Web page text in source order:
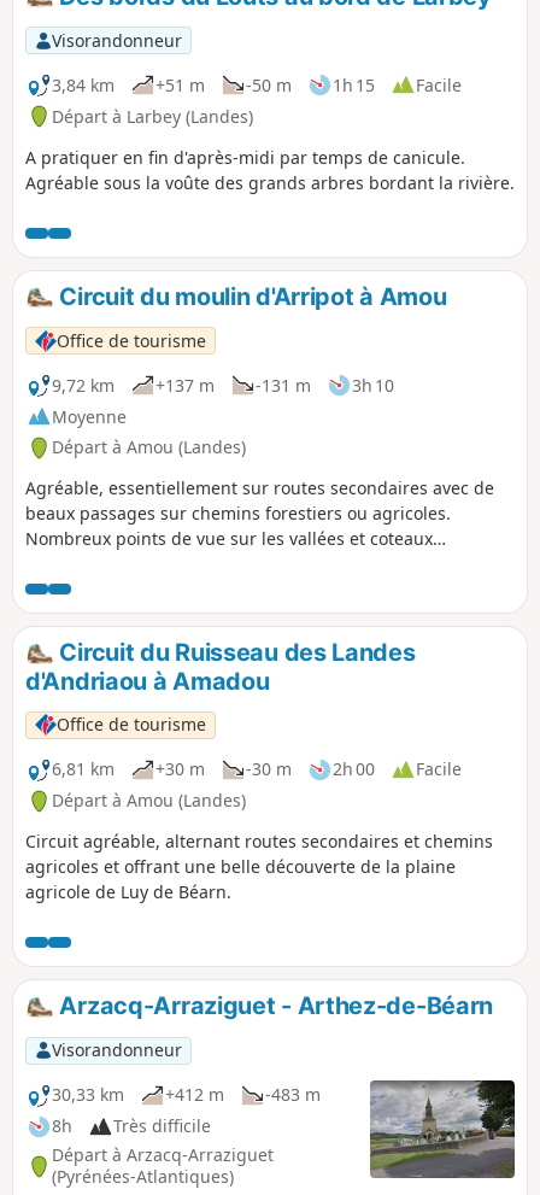
Visorandonneur
3,84 km
+51 m -50 m 1h 15
Facile
Départ à Larbey (Landes)
A pratiquer en fin d'après-midi par temps de canicule.
Agréable sous la voûte des grands arbres bordant la rivière.
Circuit du moulin d'Arripot à Amou
Office de tourisme
9,72 km
+137 m -131 m
3h 10
Moyenne
Départ à Amou (Landes)
Agréable, essentiellement sur routes secondaires avec de
beaux passages sur chemins forestiers ou agricoles.
Nombreux points de vue sur les vallées et coteaux
Circuit du Ruisseau des Landes
d'Andriaou à Amadou
Office de tourisme
6,81 km
+30 m -30 m 2h 00
Facile
Départ à Amou (Landes)
Circuit agréable, alternant routes secondaires et chemins
agricoles et offrant une belle découverte de la plaine
agricole de Luy de Béarn.
Arzacq-Arraziguet - Arthez-de-Béarn
Visorandonneur
30,33 km
+412 m
-483 m
8h
Très difficile
Départ à Arzacq-Arraziguet
(Pyrénées-Atlantiques)